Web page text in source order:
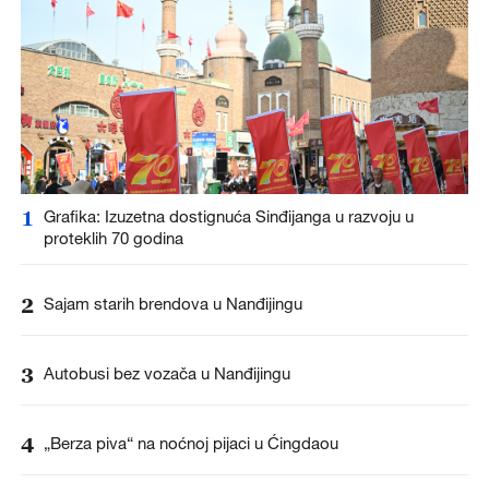
1
Grafika: Izuzetna dostignuća Sinđijanga u razvoju u
proteklih 70 godina
2 Sajam starih brendova u Nanđijingu
3 Autobusi bez vozača u Nanđijingu
4 „Berza piva“ na noćnoj pijaci u Ćingdaou